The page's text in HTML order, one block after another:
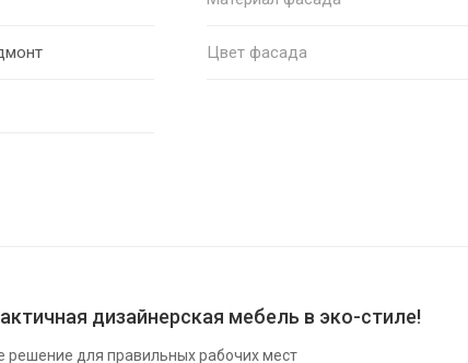
Цвет фасада
дизайнерская мебель в эко-стиле!
решение для правильных рабочих мест